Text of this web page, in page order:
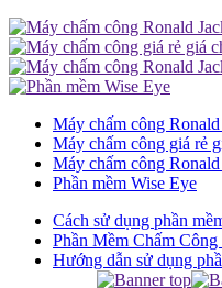
Máy chấm công
Máy chấm công giá rẻ
Máy chấm công
Phần mềm Wise Eye
Cách sử dụng phần
Phần Mềm Chấm
Hướng dẫn sử dụng